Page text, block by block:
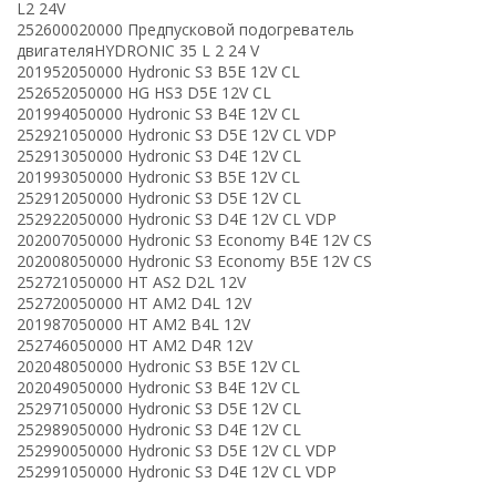
L2 24V
252600020000 Предпусковой подогреватель
двигателяHYDRONIC 35 L 2 24 V
201952050000 Hydronic S3 B5E 12V CL
252652050000 HG HS3 D5E 12V CL
201994050000 Hydronic S3 B4E 12V CL
252921050000 Hydronic S3 D5E 12V CL VDP
252913050000 Hydronic S3 D4E 12V CL
201993050000 Hydronic S3 B5E 12V CL
252912050000 Hydronic S3 D5E 12V CL
252922050000 Hydronic S3 D4E 12V CL VDP
202007050000 Hydronic S3 Economy B4E 12V CS
202008050000 Hydronic S3 Economy B5E 12V CS
252721050000 HT AS2 D2L 12V
252720050000 HT AM2 D4L 12V
201987050000 HT AM2 B4L 12V
252746050000 HT AM2 D4R 12V
202048050000 Hydronic S3 B5E 12V CL
202049050000 Hydronic S3 B4E 12V CL
252971050000 Hydronic S3 D5E 12V CL
252989050000 Hydronic S3 D4E 12V CL
252990050000 Hydronic S3 D5E 12V CL VDP
252991050000 Hydronic S3 D4E 12V CL VDP